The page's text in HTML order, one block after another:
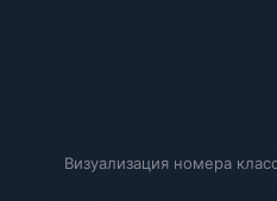
Визуализация номера